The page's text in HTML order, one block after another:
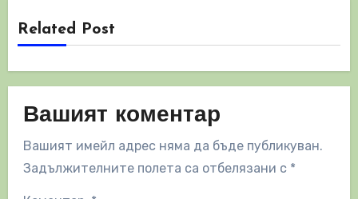
Related Post
Вашият коментар
Вашият имейл адрес няма да бъде публикуван.
Задължителните полета са отбелязани с *